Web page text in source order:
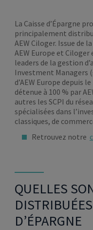
La Caisse d’Épargne
principalement
AEW Ciloger. Issue de
AEW Europe et Ciloger
leaders de la gestion
Investment Managers
d’AEW Europe depuis
détenue à 100 % par
autres les SCPI du
spécialisées dans
classiques, de
Retrouvez notre
QUELLES
D’ÉPARGNE